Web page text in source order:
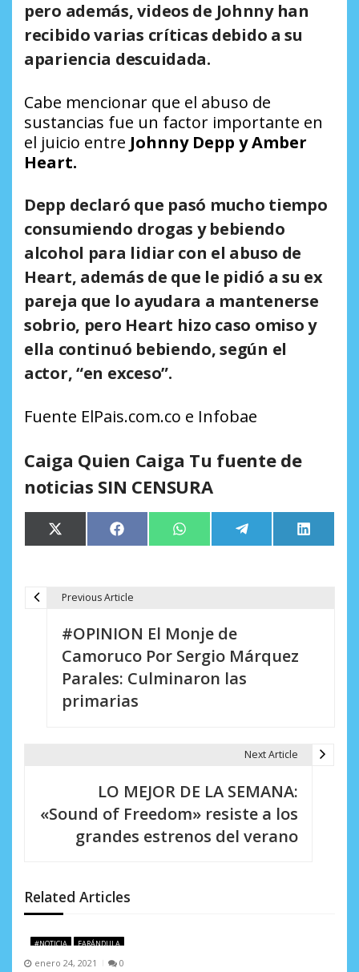
pero además, videos de Johnny han
recibido varias críticas debido a su
apariencia descuidada.
Cabe mencionar que el abuso de
sustancias fue un factor importante en
el juicio entre Johnny Depp y Amber
Heart.
Depp declaró que pasó mucho tiempo
consumiendo drogas y bebiendo
alcohol para lidiar con el abuso de
Heart, además de que le pidió a su ex
pareja que lo ayudara a mantenerse
sobrio, pero Heart hizo caso omiso y
ella continuó bebiendo, según el
actor, “en exceso”.
Fuente ElPais.com.co e Infobae
Caiga Quien Caiga Tu fuente de
noticias SIN CENSURA
Compartir
en
X
(Twitter)
Compartir
en
Facebook Compartir
en
WhatsApp Compartir
en
Telegram
en
LinkedIn
d
e
Previous Article
#OPINION El Monje de
Camoruco Por Sergio Márquez
Parales: Culminaron las
primarias
Next Article
LO MEJOR DE LA SEMANA:
«Sound of Freedom» resiste a los
grandes estrenos del verano
Related Articles
#NOTICIA FARÁNDULA
enero 24, 2021 0